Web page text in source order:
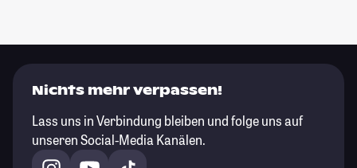
Nichts mehr verpassen!
Lass uns in Verbindung bleiben und folge uns auf
unseren Social-Media Kanälen.